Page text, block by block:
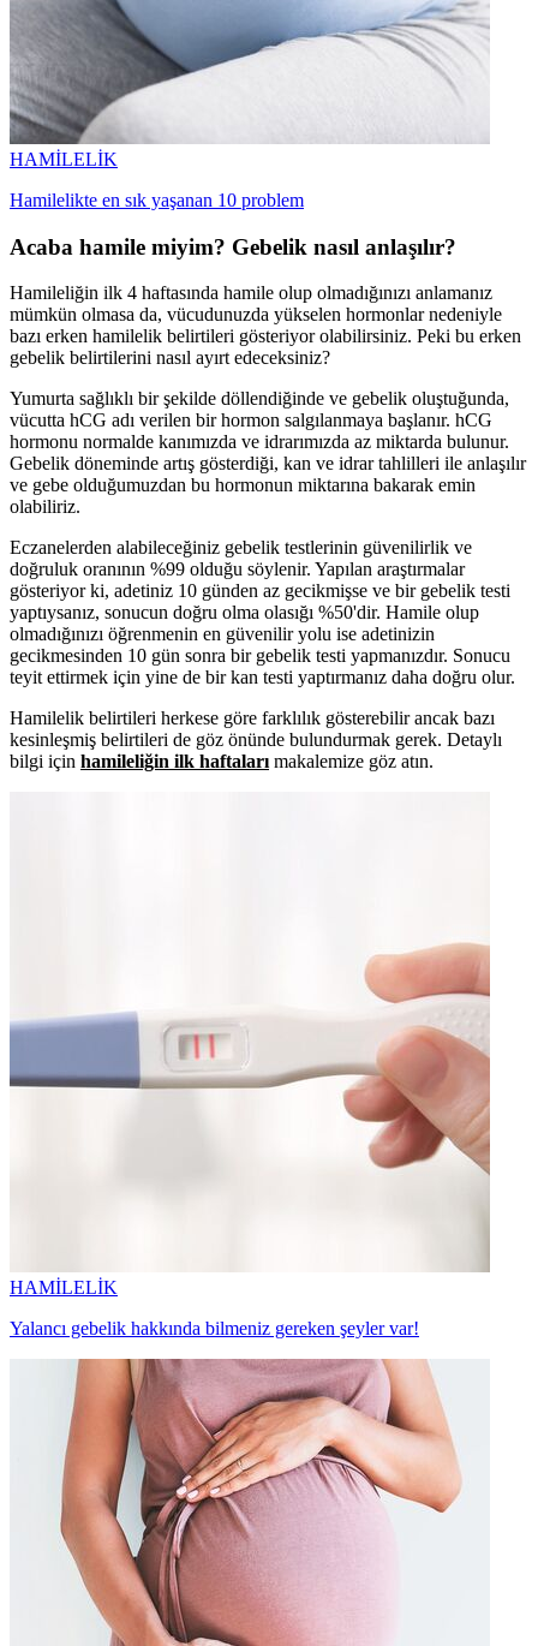
HAMİLELİK
Hamilelikte en sık yaşanan 10 problem
Acaba hamile miyim? Gebelik nasıl anlaşılır?
Hamileliğin ilk 4 haftasında hamile olup olmadığınızı anlamanız
mümkün olmasa da, vücudunuzda yükselen hormonlar nedeniyle
bazı erken hamilelik belirtileri gösteriyor olabilirsiniz. Peki bu erken
gebelik belirtilerini nasıl ayırt edeceksiniz?
Yumurta sağlıklı bir şekilde döllendiğinde ve gebelik oluştuğunda,
vücutta hCG adı verilen bir hormon salgılanmaya başlanır. hCG
hormonu normalde kanımızda ve idrarımızda az miktarda bulunur.
Gebelik döneminde artış gösterdiği, kan ve idrar tahlilleri ile anlaşılır
ve gebe olduğumuzdan bu hormonun miktarına bakarak emin
olabiliriz.
Eczanelerden alabileceğiniz gebelik testlerinin güvenilirlik ve
doğruluk oranının %99 olduğu söylenir. Yapılan araştırmalar
gösteriyor ki, adetiniz 10 günden az gecikmişse ve bir gebelik testi
yaptıysanız, sonucun doğru olma olasığı %50'dir. Hamile olup
olmadığınızı öğrenmenin en güvenilir yolu ise adetinizin
gecikmesinden 10 gün sonra bir gebelik testi yapmanızdır. Sonucu
teyit ettirmek için yine de bir kan testi yaptırmanız daha doğru olur.
Hamilelik belirtileri herkese göre farklılık gösterebilir ancak bazı
kesinleşmiş belirtileri de göz önünde bulundurmak gerek. Detaylı
bilgi için hamileliğin ilk haftaları makalemize göz atın.
HAMİLELİK
Yalancı gebelik hakkında bilmeniz gereken şeyler var!